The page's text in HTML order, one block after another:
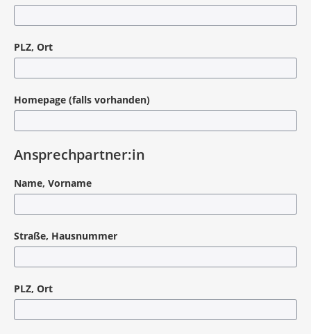
PLZ, Ort
Homepage (falls vorhanden)
Ansprechpartner:in
Name, Vorname
Straße, Hausnummer
PLZ, Ort